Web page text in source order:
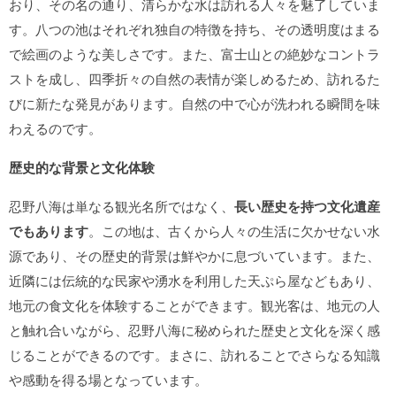
おり、その名の通り、清らかな水は訪れる人々を魅了していま
す。八つの池はそれぞれ独自の特徴を持ち、その透明度はまる
で絵画のような美しさです。また、富士山との絶妙なコントラ
ストを成し、四季折々の自然の表情が楽しめるため、訪れるた
びに新たな発見があります。自然の中で心が洗われる瞬間を味
わえるのです。
歴史的な背景と文化体験
忍野八海は単なる観光名所ではなく、 長い歴史を持つ文化遺産
でもあります。この地は、古くから人々の生活に欠かせない水
源であり、その歴史的背景は鮮やかに息づいています。また、
近隣には伝統的な民家や湧水を利用した天ぷら屋などもあり、
地元の食文化を体験することができます。観光客は、地元の人
と触れ合いながら、忍野八海に秘められた歴史と文化を深く感
じることができるのです。まさに、訪れることでさらなる知識
や感動を得る場となっています。